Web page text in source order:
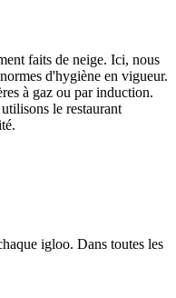
faits de neige. Ici, nous
d'hygiène en vigueur.
à gaz ou par induction.
le restaurant
igloo. Dans toutes les